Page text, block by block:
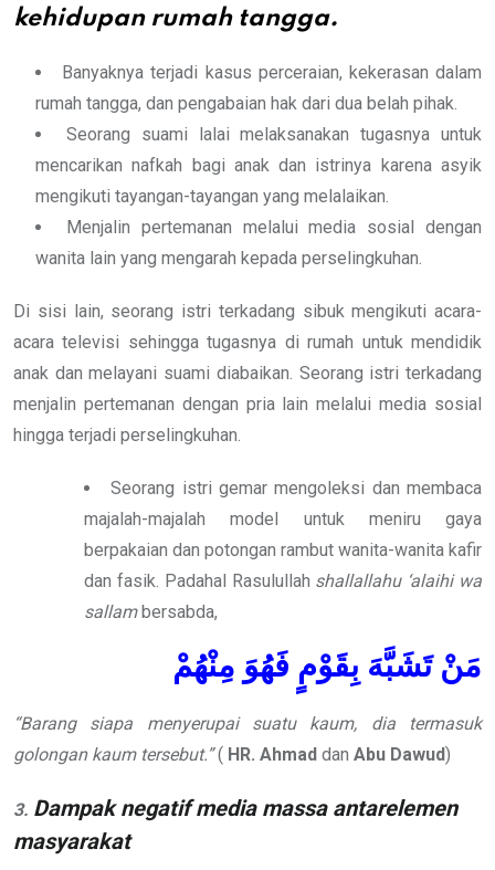
kehidupan rumah tangga.
Banyaknya terjadi kasus perceraian, kekerasan dalam
rumah tangga, dan pengabaian hak dari dua belah pihak.
Seorang suami lalai melaksanakan tugasnya untuk
mencarikan nafkah bagi anak dan istrinya karena asyik
mengikuti tayangan-tayangan yang melalaikan.
Menjalin pertemanan melalui media sosial dengan
wanita lain yang mengarah kepada perselingkuhan.
Di sisi lain, seorang istri terkadang sibuk mengikuti acara-
acara televisi sehingga tugasnya di rumah untuk mendidik
anak dan melayani suami diabaikan. Seorang istri terkadang
menjalin pertemanan dengan pria lain melalui media sosial
hingga terjadi perselingkuhan.
Seorang istri gemar mengoleksi dan membaca
majalah-majalah model untuk meniru gaya
berpakaian dan potongan rambut wanita-wanita kafir
dan fasik. Padahal Rasulullah shallallahu ‘alaihi wa
sallambersabda,
مَنْ تَشَبَّهَ بِقَوْمٍ فَهُوَ مِنْهُمْ
“Barang siapa menyerupai suatu kaum, dia termasuk
golongan kaum tersebut.”( HR. Ahmad dan Abu Dawud)
3. Dampak negatif media massa antarelemen
masyarakat